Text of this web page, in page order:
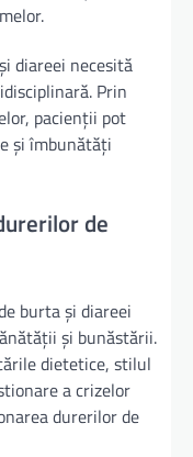
diareei necesită
Prin
pacienții pot
și îmbunătăți
de
burta și diareei
și bunăstării.
dietetice, stilul
a crizelor
durerilor de